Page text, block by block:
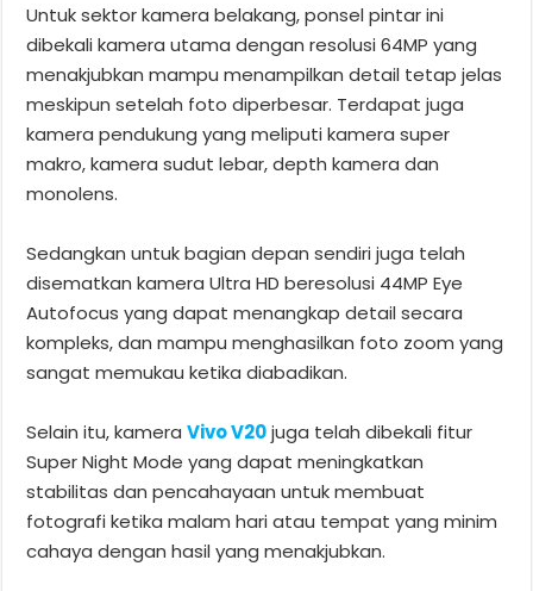
Untuk sektor kamera belakang, ponsel pintar ini
dibekali kamera utama dengan resolusi 64MP yang
menakjubkan mampu menampilkan detail tetap jelas
meskipun setelah foto diperbesar. Terdapat juga
kamera pendukung yang meliputi kamera super
makro, kamera sudut lebar, depth kamera dan
monolens.
Sedangkan untuk bagian depan sendiri juga telah
disematkan kamera Ultra HD beresolusi 44MP Eye
Autofocus yang dapat menangkap detail secara
kompleks, dan mampu menghasilkan foto zoom yang
sangat memukau ketika diabadikan.
Selain itu, kameraVivo V20juga telah dibekali fitur
Super Night Mode yang dapat meningkatkan
stabilitas dan pencahayaan untuk membuat
fotografi ketika malam hari atau tempat yang minim
cahaya dengan hasil yang menakjubkan.